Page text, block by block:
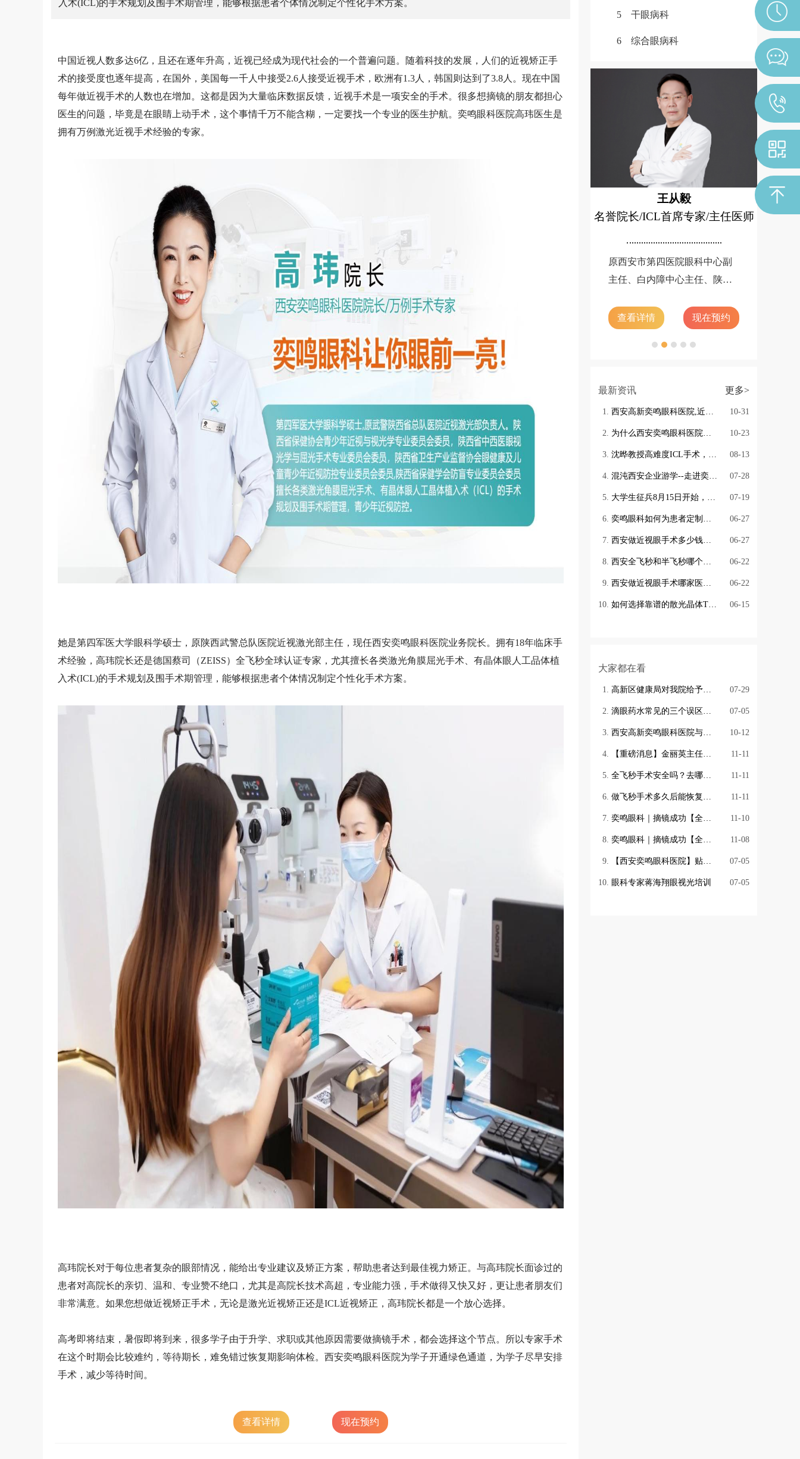
入术(ICL)的手术规划及围手术期管理，能够根据患者个体情况制定个性化手术方案。
中国近视人数多达6亿，且还在逐年升高，近视已经成为现代社会的一个普遍问题。随着科技的发展，人们的近视矫正手
术的接受度也逐年提高，在国外，美国每一千人中接受2.6人接受近视手术，欧洲有1.3人，韩国则达到了3.8人。现在中国
每年做近视手术的人数也在增加。这都是因为大量临床数据反馈，近视手术是一项安全的手术。很多想摘镜的朋友都担心
医生的问题，毕竟是在眼睛上动手术，这个事情千万不能含糊，一定要找一个专业的医生护航。奕鸣眼科医院高玮医生是
拥有万例激光近视手术经验的专家。
她是第四军医大学眼科学硕士，原陕西武警总队医院近视激光部主任，现任西安奕鸣眼科医院业务院长。拥有18年临床手
术经验，高玮院长还是德国蔡司（ZEISS）全飞秒全球认证专家， 尤其擅长各类激光角膜屈光手术、有晶体眼人工品体植
入术(ICL)的手术规划及围手术期管理 ，能够根据患者个体情况制定个性化手术方案。
高玮院长对于每位患者复杂的眼部情况，能给出专业建议及矫正方案，帮助患者达到最佳视力矫正。与高玮院长面诊过的
患者对高院长的亲切、温和、专业赞不绝口，尤其是高院长技术高超，专业能力强，手术做得又快又好，更让患者朋友们
非常满意。如果您想做近视矫正手术，无论是激光近视矫正还是ICL近视矫正，高玮院长都是一个放心选择。
高考即将结束，暑假即将到来，很多学子由于升学、求职或其他原因需要做摘镜手术，都会选择这个节点。所以专家手术
在这个时期会比较难约，等待期长，难免错过恢复期影响体检。西安奕鸣眼科医院为学子开通绿色通道，为学子尽早安排
手术，减少等待时间。
查看详情 现在预约
5 干眼病科
6 综合眼病科
米生健
屈光首席专家/主任医师
原陕西省武警总队医院眼科主
任。1995年在省首先开展准分
在国内率先应用小光斑飞点扫
西北地区和省内首先应用和领
项技术。20多年来所在中心共
之一
查看详情 现在预约
更多>
最新资讯
10-31
西安高新奕鸣眼科医院,近视手术,近视防控,视光配镜,近视矫正,近视矫正手术
10-23
为什么西安奕鸣眼科医院的 ICL近视手术量在西北眼科医院里遥遥领先？
08-13
沈晔教授高难度ICL手术，白到白仅10.4
07-28
混沌西安企业游学--走进奕鸣眼科
07-19
大学生征兵8月15日开始，参军入伍近视青年更适合做那种术式？
06-27
奕鸣眼科如何为患者定制精准个性化的手术？
06-27
西安做近视眼手术多少钱？内附奕鸣近视手术手术价目表
06-22
西安全飞秒和半飞秒哪个好-西安全飞秒医院推荐
06-22
西安做近视眼手术哪家医院好？
06-15
如何选择靠谱的散光晶体TICL手术医院？
大家都在看
07-29
高新区健康局对我院给予现场验收合格。
07-05
滴眼药水常见的三个误区，你中招了吗？
10-12
西安高新奕鸣眼科医院与银川猿创互联网医院合作签约仪式圆满成功
11-11
【重磅消息】金丽英主任加入奕鸣眼科,成为我院小儿眼病特聘专家
11-11
全飞秒手术安全吗？去哪里做比较好？
11-11
做飞秒手术多久后能恢复，需要住院吗？
11-10
奕鸣眼科｜摘镜成功【全飞秒手术】
11-08
奕鸣眼科｜摘镜成功【全飞秒手术】
07-05
【西安奕鸣眼科医院】贴心真挚，医护服务礼仪培训
07-05
眼科专家蒋海翔眼视光培训